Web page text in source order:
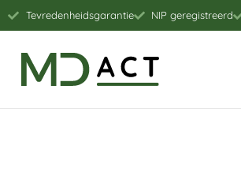
Tevredenheidsgarantie NIP geregistreerd